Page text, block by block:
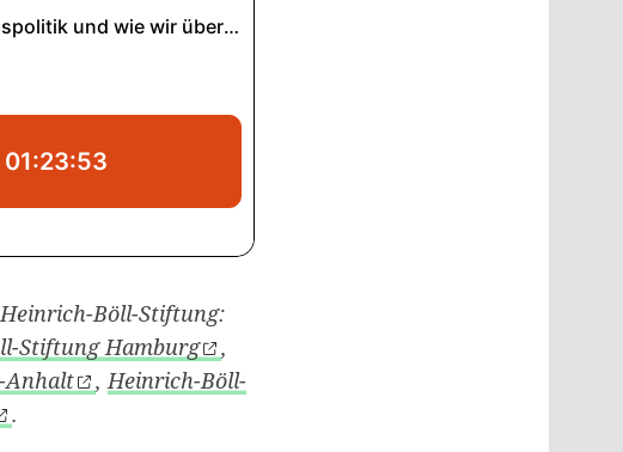
Böll-Stiftung:
Stiftung Hamburg
,
Anhalt ,Heinrich-Böll-
.